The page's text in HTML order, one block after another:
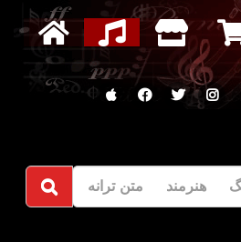
هنرمند متن ترانه